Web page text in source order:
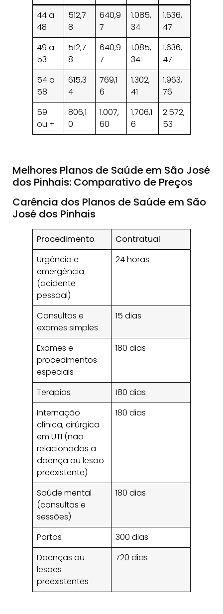
44 a
48
512,7
8
640,9
7
1.085,
34
1.636,
47
49 a
53
512,7
8
640,9
7
1.085,
34
1.636,
47
54 a
58
615,3
4
769,1
6
1.302,
41
1.963,
76
59
ou +
806,1
0
1.007,
60
1.706,1
6
2.572,
53
Melhores Planos de Saúde em São José
dos Pinhais: Comparativo de Preços
Carência dos Planos de Saúde em São
José dos Pinhais
Procedimento
Contratual
Urgência e
emergência
(acidente
pessoal)
24 horas
Consultas e
exames simples
15 dias
Exames e
procedimentos
especiais
180 dias
Terapias
180 dias
Internação
clínica, cirúrgica
em UTI (não
relacionadas a
doença ou lesão
preexistente)
180 dias
Saúde mental
(consultas e
sessões)
180 dias
Partos
300 dias
Doenças ou
lesões
preexistentes
720 dias